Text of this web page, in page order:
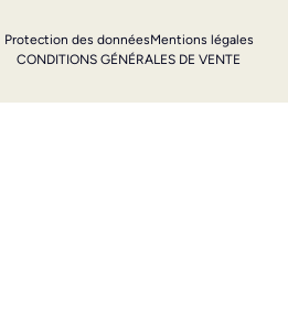
Protection des donnéesMentions légales
CONDITIONS GÉNÉRALES DE VENTE